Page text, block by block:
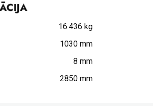
16.436 kg
1030 mm
8 mm
2850 mm